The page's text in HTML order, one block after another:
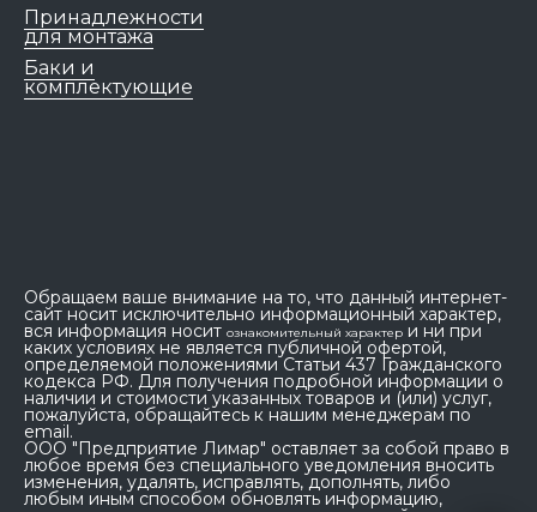
Принадлежности
для монтажа
Баки и
комплектующие
Обращаем ваше внимание на то, что данный интернет-
сайт носит исключительно информационный характер,
вся информация носит ознакомительный характер и ни при
каких условиях не является публичной офертой,
определяемой положениями Статьи 437 Гражданского
кодекса РФ. Для получения подробной информации о
наличии и стоимости указанных товаров и (или) услуг,
пожалуйста, обращайтесь к нашим менеджерам по
email.
ООО "Предприятие Лимар" оставляет за собой право в
любое время без специального уведомления вносить
изменения, удалять, исправлять, дополнять, либо
любым иным способом обновлять информацию,